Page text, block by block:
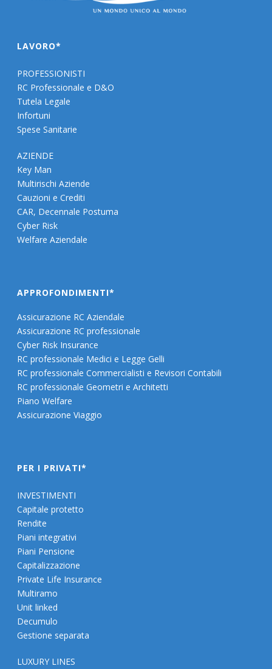
LAVORO*
PROFESSIONISTI
RC Professionale e D&O
Tutela Legale
Infortuni
Spese Sanitarie
AZIENDE
Key Man
Multirischi Aziende
Cauzioni e Crediti
CAR, Decennale Postuma
Cyber Risk
Welfare Aziendale
APPROFONDIMENTI*
Assicurazione RC Aziendale
Assicurazione RC professionale
Cyber Risk Insurance
RC professionale Medici e Legge Gelli
RC professionale Commercialisti e Revisori Contabili
RC professionale Geometri e Architetti
Piano Welfare
Assicurazione Viaggio
PER I PRIVATI*
INVESTIMENTI
Capitale protetto
Rendite
Piani integrativi
Piani Pensione
Capitalizzazione
Private Life Insurance
Multiramo
Unit linked
Decumulo
Gestione separata
LUXURY LINES